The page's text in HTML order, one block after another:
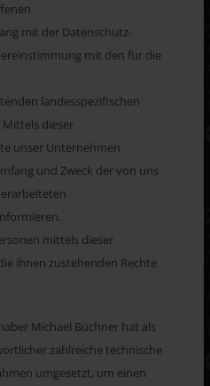
mit der Datenschutz-
mit den für die
landesspezifischen
dieser
unser Unternehmen
und Zweck der von uns
mittels dieser
ihnen zustehenden Rechte
Michael Büchner hat als
zahlreiche technische
umgesetzt, um einen